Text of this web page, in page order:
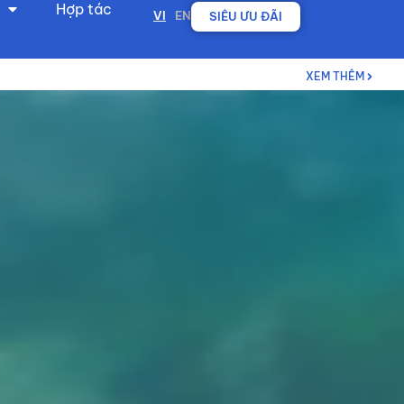
Hợp tác VI EN SIÊU ƯU ĐÃI
XEM THÊM